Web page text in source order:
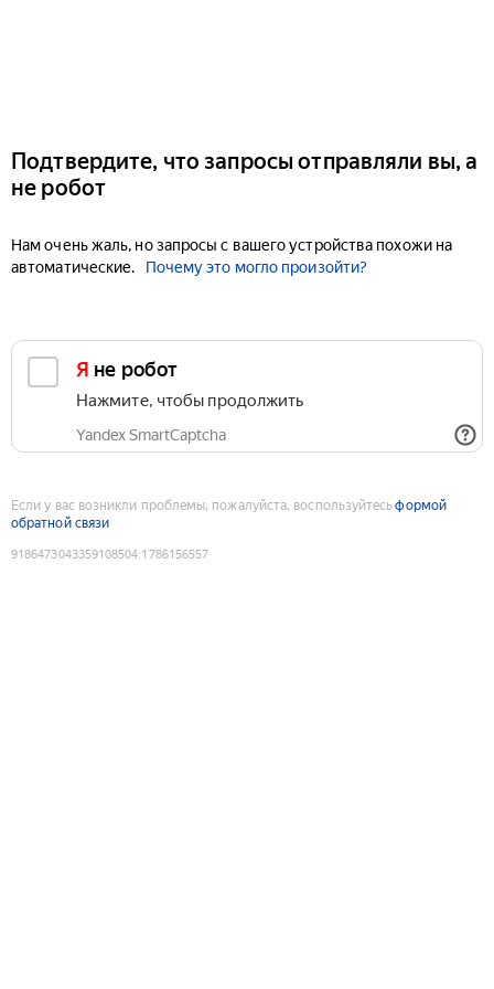
Подтвердите, что запросы отправляли вы, а
не робот
Нам очень жаль, но запросы с вашего устройства похожи на
автоматические.
Почему это могло произойти?
Я не робот
Нажмите, чтобы продолжить
Yandex SmartCaptcha
Если у вас возникли проблемы, пожалуйста, воспользуйтесьформой
обратной связи
9186473043359108504:1786156557